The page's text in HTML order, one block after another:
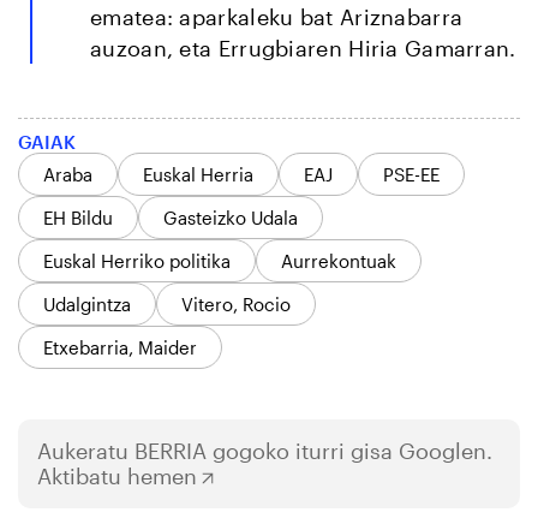
ematea: aparkaleku bat Ariznabarra
auzoan, eta Errugbiaren Hiria Gamarran.
GAIAK
Araba
Euskal Herria EAJ
PSE-EE
EH Bildu
Gasteizko Udala
Euskal Herriko politika
Aurrekontuak
Udalgintza
Vitero, Rocio
Etxebarria, Maider
Aukeratu BERRIA gogoko iturri gisa Googlen.
Aktibatu hemen